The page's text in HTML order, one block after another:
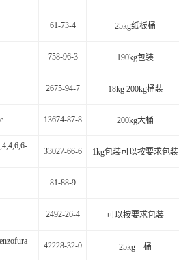
61-73-4 25kg纸板桶
758-96-3 190kg包装
2675-94-7 18kg 200kg桶装
13674-87-8 200kg大桶
33027-66-6 1kg包装可以按要求包装
81-88-9
2492-26-4 可以按要求包装
42228-32-0 25kg一桶